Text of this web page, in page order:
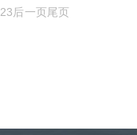
23后一页 尾页